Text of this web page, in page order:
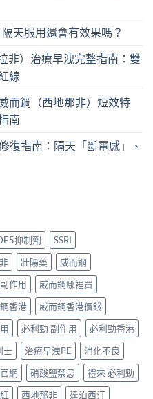
天服用還會有效果嗎？
非）治療早洩完整指南：雙
線
而鋼（西地那非）短效特
南
復指南：隔天「斷電感」、
抑制劑
SSRI
壯陽藥
威而鋼
作用
威而鋼哪裡買
香港
威而鋼香港價錢
必利勁 副作用
必利勁香港
士 治療早洩PE
消化不良
網 硝酸鹽禁忌
禮來 必利勁
西地那非 達泊西汀